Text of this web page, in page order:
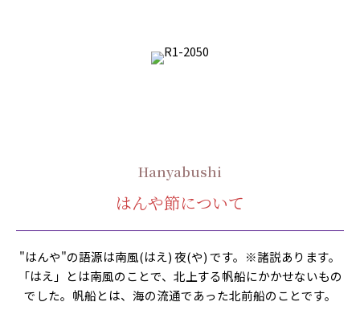
Hanyabushi
はんや節について
"はんや"の語源は南風(はえ) 夜(や) です。※諸説あります。
「はえ」とは南風のことで、北上する帆船にかかせないもの
でした。帆船とは、海の流通であった北前船のことです。